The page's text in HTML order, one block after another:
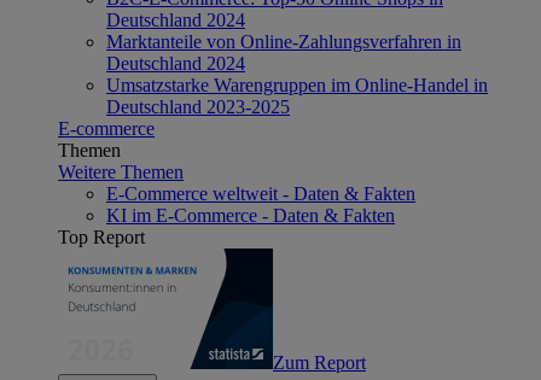
Deutschland 2024
Marktanteile von Online-Zahlungsverfahren in
Deutschland 2024
Umsatzstarke Warengruppen im Online-Handel in
Deutschland 2023-2025
E-commerce
Themen
Weitere Themen
E-Commerce weltweit - Daten & Fakten
KI im E-Commerce - Daten & Fakten
Top Report
Zum Report